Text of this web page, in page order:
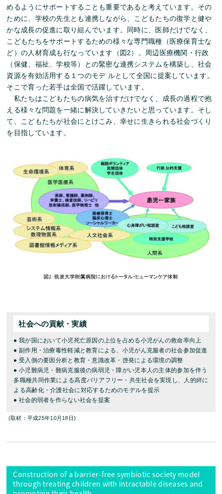
めるようにサポートすることも重要であると考えています。その
ために、学校の先生とも連携しながら、こどもたちの復学と健や
かな成長の促進に取り組んでいます。同時に、医師だけでなく、
こどもたちをサポートするための様々な専門職種（医療保育士な
ど）の人材育成も行なっています（図2）。周辺医療機関・行政
（保健、福祉、学校等）との緊密な連携システムを構築し、社会
資源を有効活用する１つのモデ ルとして全国に提案しています。
そこで育った若手は全国で活躍しています。
私たちはこどもたちの病気を治すだけでなく、成長の過程で抱
える様々な問題を一緒に解決していきたいと思っています。そし
て、こどもたちが社会にとけこみ、幸せに生きられる社会づくり
を目指しています。
社会への貢献・実績
● 我が国において小児死亡原因の上位を占める小児がんの救命率向上
● 副作用・治療毒性軽減と教育による、小児がん克服者の社会参加促進
● 受入側の要因分析と教育・意識改革・啓発による環境の調整
● 小児難病児・難病克服後の病弱児・障がい児本人の主体的参加を伴う
多職種共同作業による高度バリアフリー・共生社会を実現し、人的絆に
よる高齢化・介護社会に対応するためのモデルを提示
● 社会的弱者を作らない社会を提案
(取材：平成25年10月18日)
Construction of a barrier-free symbiotic society model
through treating children with intractable diseases and